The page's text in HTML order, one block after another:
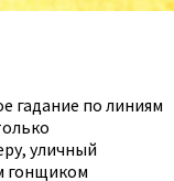
гадание по линиям
уличный
гонщиком